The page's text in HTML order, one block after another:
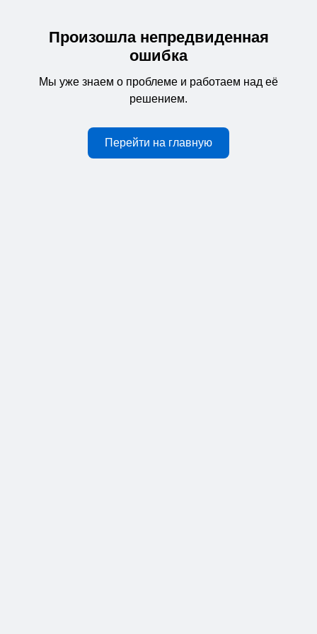
Произошла непредвиденная
ошибка
Мы уже знаем о проблеме и работаем над её
решением.
Перейти на главную